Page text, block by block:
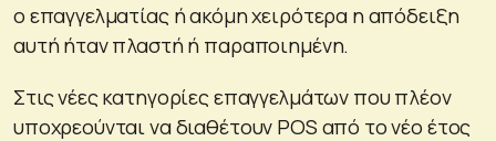
ο επαγγελματίας ή ακόμη χειρότερα η απόδειξη
αυτή ήταν πλαστή ή παραποιημένη.
Στις νέες κατηγορίες επαγγελμάτων που πλέον
υποχρεούνται να διαθέτουν POS από το νέο έτος